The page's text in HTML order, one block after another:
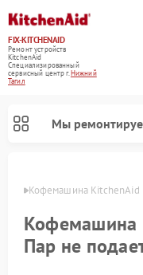
FIX-KITCHENAID
Ремонт устройств
KitchenAid
Специализированный
cервисный центр г.Нижний
Тагил
Мы
Кофемашина KitchenAid
Кофемашина
Пар не